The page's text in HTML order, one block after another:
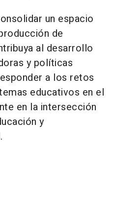
un espacio
de
al desarrollo
y políticas
a los retos
educativos en el
en la intersección
y